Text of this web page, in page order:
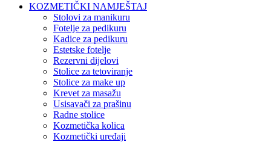
KOZMETIČKI NAMJEŠTAJ
Stolovi za manikuru
Fotelje za pedikuru
Kadice za pedikuru
Estetske fotelje
Rezervni dijelovi
Stolice za tetoviranje
Stolice za make up
Krevet za masažu
Usisavači za prašinu
Radne stolice
Kozmetička kolica
Kozmetički uređaji